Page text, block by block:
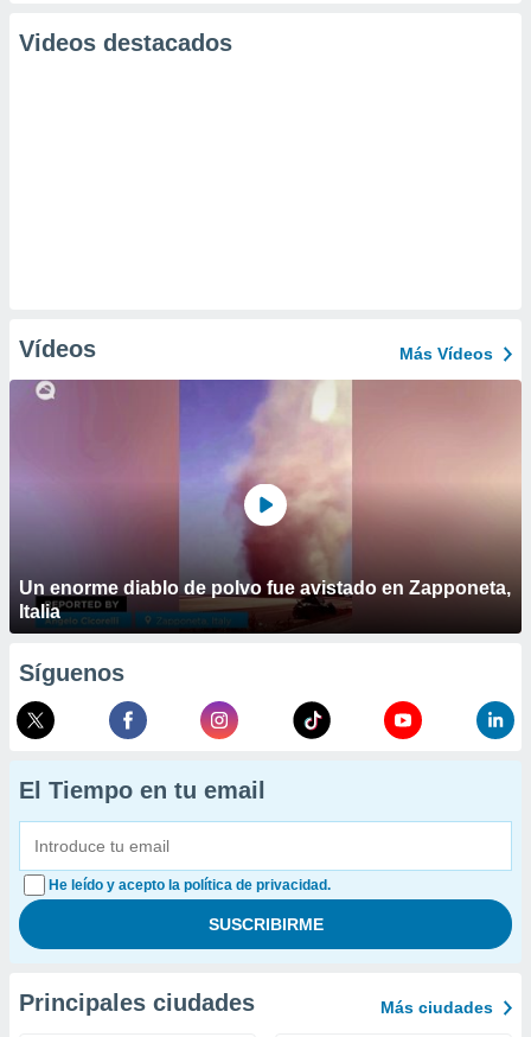
Videos destacados
Vídeos Más Vídeos
Un enorme diablo de polvo fue avistado en Zapponeta,
Italia
Síguenos
El Tiempo en tu email
He leído y acepto la política de privacidad.
Principales ciudades Más ciudades